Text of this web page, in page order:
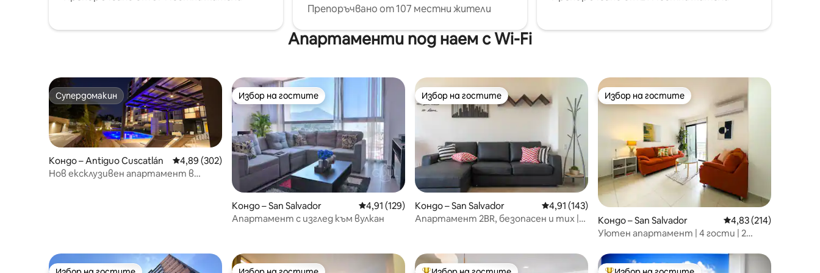
Препоръчвано от 107 местни жители
Апартаменти под наем с Wi-Fi
Супердомакин
Супердомакин
Кондо – Antiguo Cuscatlán Средна оценка: 4,89 от 5, 302 отзива
4,89 (302)
Нов ексклузивен апартамент в
Избор на гостите
Избор на гостите
Кондо – San Salvador Средна оценка: 4,91 от 5, 129 отзива
4,91 (129)
Апартамент с изглед към вулкан
Избор на гостите
Избор на гостите
Кондо – San Salvador Средна оценка: 4,91 от 5, 143 отзива
4,91 (143)
Апартамент 2BR, безопасен и тих |
Избор на гостите
Избор на гостите
Кондо – San Salvador Средна оценка: 4,83
4,83 (214)
Уютен апартамент | 4 гости | 2